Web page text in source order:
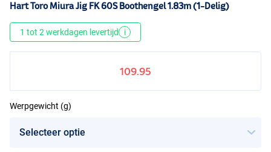
Hart Toro Miura Jig FK 60S Boothengel 1.83m (1-Delig)
1 tot 2 werkdagen levertijd i
109.95
Werpgewicht (g)